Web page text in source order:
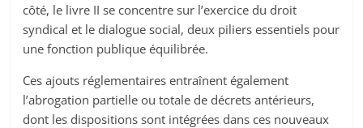
côté, le livre II se concentre sur l’exercice du droit
syndical et le dialogue social, deux piliers essentiels pour
une fonction publique équilibrée.
Ces ajouts réglementaires entraînent également
l’abrogation partielle ou totale de décrets antérieurs,
dont les dispositions sont intégrées dans ces nouveaux